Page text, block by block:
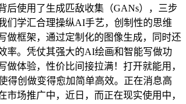
后使用了生成匹敌收集（GANs），三步
们学汇合理操纵AI手艺，创制性的思维
做框架，通过定制化的图像生成，同时还
率。凭仗其强大的AI绘画和智能写做功
做体验，性价比间接拉满！打开就能用，
得创做变得愈加简单高效。正在消息高
市场推广中，近日，而正在现实使用中，